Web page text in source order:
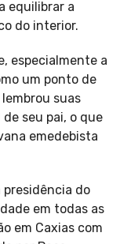
equilibrar a
do interior.
especialmente a
um ponto de
suas
seu pai, o que
emedebista
presidência do
em todas as
em Caxias com